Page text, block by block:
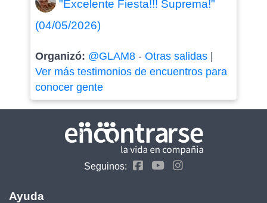
"Excelente Fiesta!!! Suprema!"
(04/05/2026)
Organizó: @GLAM8- Otras salidas|
Ver más testimonios de encuentros para
conocer gente
Seguinos:
Ayuda